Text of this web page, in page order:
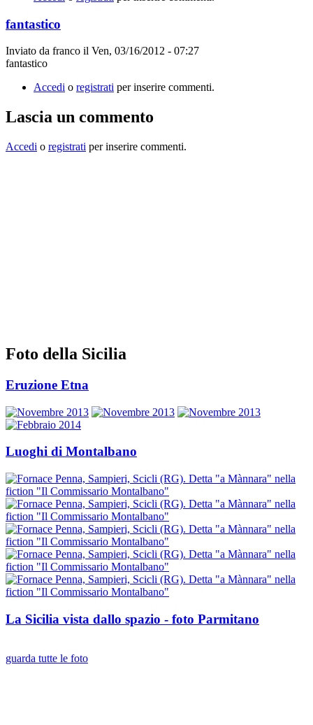
fantastico
Inviato da franco il Ven, 03/16/2012 - 07:27
fantastico
Accedi o registrati per inserire commenti.
Lascia un commento
Accedi o registrati per inserire commenti.
Foto della Sicilia
Eruzione Etna
Luoghi di Montalbano
La Sicilia vista dallo spazio - foto Parmitano
guarda tutte le foto